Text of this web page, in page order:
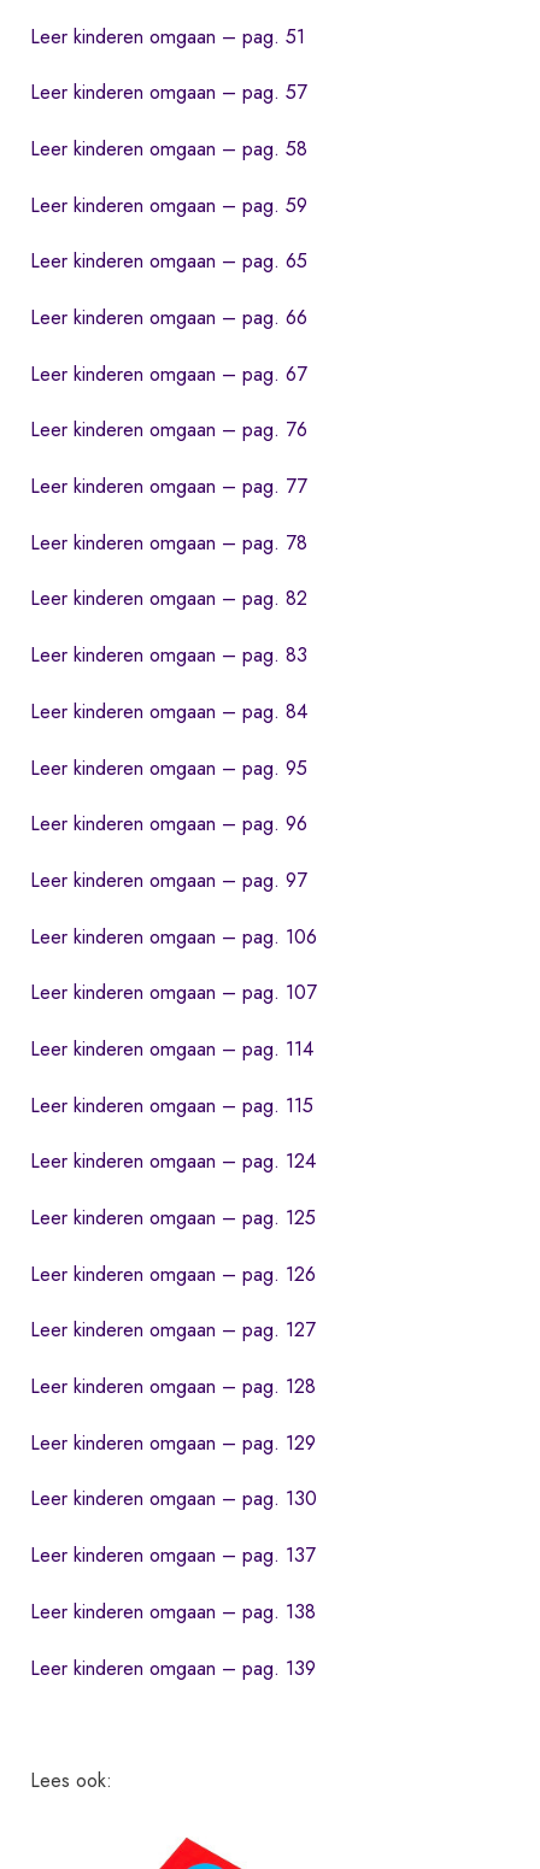
Leer kinderen omgaan – pag. 51
Leer kinderen omgaan – pag. 57
Leer kinderen omgaan – pag. 58
Leer kinderen omgaan – pag. 59
Leer kinderen omgaan – pag. 65
Leer kinderen omgaan – pag. 66
Leer kinderen omgaan – pag. 67
Leer kinderen omgaan – pag. 76
Leer kinderen omgaan – pag. 77
Leer kinderen omgaan – pag. 78
Leer kinderen omgaan – pag. 82
Leer kinderen omgaan – pag. 83
Leer kinderen omgaan – pag. 84
Leer kinderen omgaan – pag. 95
Leer kinderen omgaan – pag. 96
Leer kinderen omgaan – pag. 97
Leer kinderen omgaan – pag. 106
Leer kinderen omgaan – pag. 107
Leer kinderen omgaan – pag. 114
Leer kinderen omgaan – pag. 115
Leer kinderen omgaan – pag. 124
Leer kinderen omgaan – pag. 125
Leer kinderen omgaan – pag. 126
Leer kinderen omgaan – pag. 127
Leer kinderen omgaan – pag. 128
Leer kinderen omgaan – pag. 129
Leer kinderen omgaan – pag. 130
Leer kinderen omgaan – pag. 137
Leer kinderen omgaan – pag. 138
Leer kinderen omgaan – pag. 139
Lees ook: